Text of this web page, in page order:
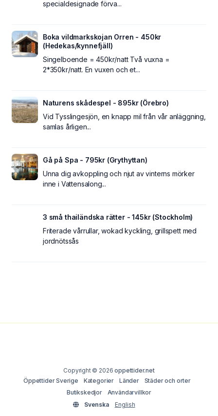
specialdesignade förva...
Boka vildmarkskojan Orren - 450kr
(Hedekas/kynnefjäll)
Singelboende = 450kr/natt Två vuxna =
2*350kr/natt. En vuxen och et...
Naturens skådespel - 895kr (Örebro)
Vid Tysslingesjön, en knapp mil från vår anläggning,
samlas årligen...
Gå på Spa - 795kr (Grythyttan)
Unna dig avkoppling och njut av vinterns mörker
inne i Vattensalong...
3 små thailändska rätter - 145kr (Stockholm)
Friterade vårrullar, wokad kyckling, grillspett med
jordnötssås
Copyright © 2026oppettider.net
Öppettider Sverige
Kategorier Länder
Städer och orter
Butikskedjor
Användarvillkor
Svenska
English